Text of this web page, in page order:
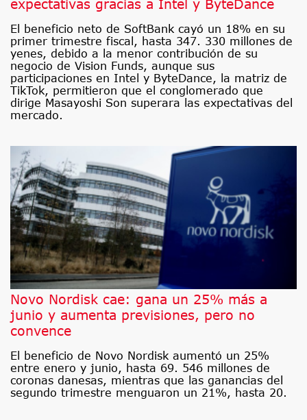
expectativas gracias a Intel y ByteDance
El beneficio neto de SoftBank cayó un 18% en su
primer trimestre fiscal, hasta 347. 330 millones de
yenes, debido a la menor contribución de su
negocio de Vision Funds, aunque sus
participaciones en Intel y ByteDance, la matriz de
TikTok, permitieron que el conglomerado que
dirige Masayoshi Son superara las expectativas del
mercado.
Novo Nordisk cae: gana un 25% más a
junio y aumenta previsiones, pero no
convence
El beneficio de Novo Nordisk aumentó un 25%
entre enero y junio, hasta 69. 546 millones de
coronas danesas, mientras que las ganancias del
segundo trimestre menguaron un 21%, hasta 20.